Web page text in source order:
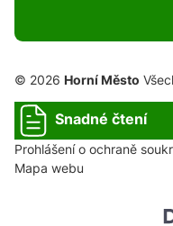
© 2026 Horní Město
Snadné čtení
Prohlášení o ochraně
Mapa webu